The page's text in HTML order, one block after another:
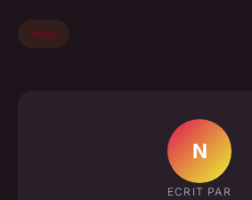
Actu
N
ECRIT PAR